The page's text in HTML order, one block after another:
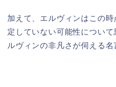
加えて、エルヴィンはこの
定していない可能性につい
ルヴィンの非凡さが伺える名